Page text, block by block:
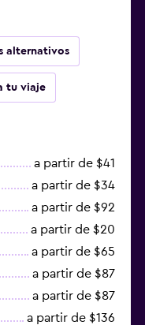
alternativos
tu viaje
a partir de $41
a partir de $34
a partir de $92
a partir de $20
a partir de $65
a partir de $87
a partir de $87
a partir de $136